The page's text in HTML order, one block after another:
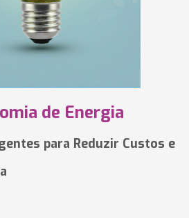
de Energia
para Reduzir Custos e